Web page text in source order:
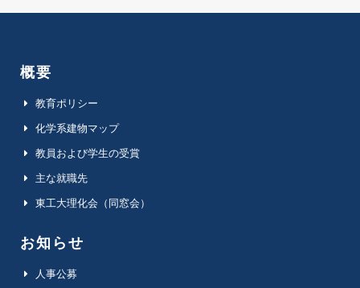
概要
教育ポリシー
化学系建物マップ
教員および学生の受賞
主な就職先
東工大理化会（同窓会）
お知らせ
人事公募